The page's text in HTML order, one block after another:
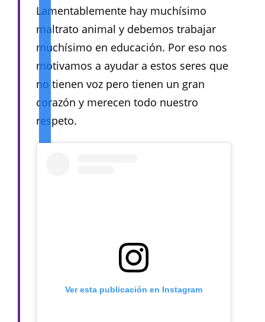
Lamentablemente hay muchísimo
maltrato animal y debemos trabajar
muchísimo en educación. Por eso nos
motivamos a ayudar a estos seres que
no tienen voz pero tienen un gran
corazón y merecen todo nuestro
respeto.
Ver esta publicación en Instagram